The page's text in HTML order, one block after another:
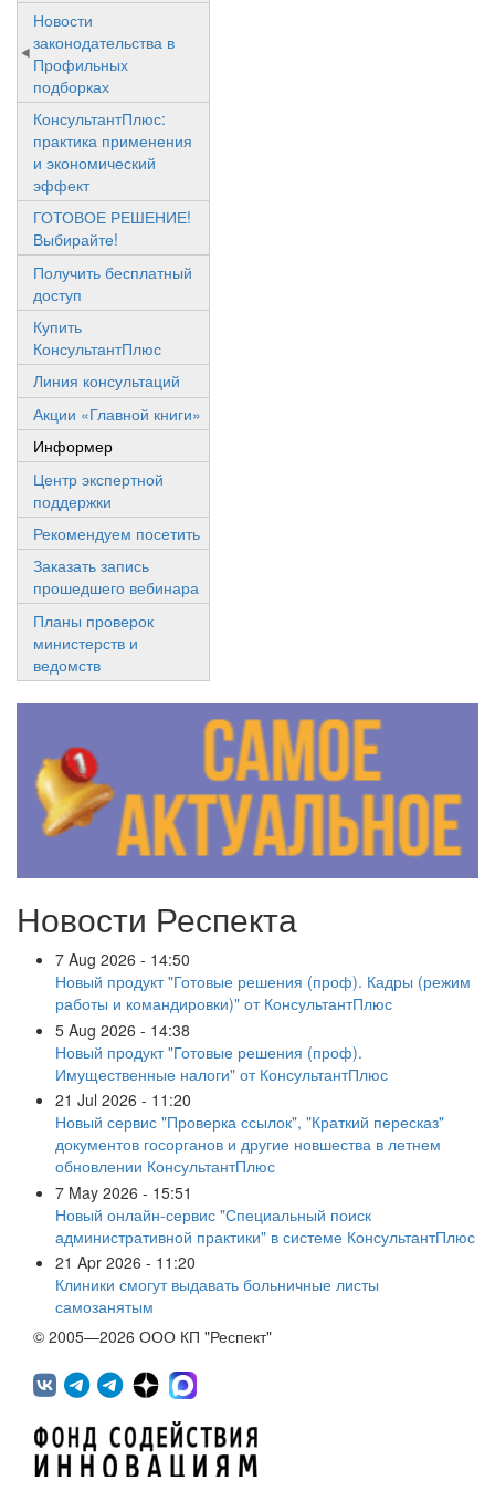
Новости
законодательства в
Профильных
подборках
КонсультантПлюс:
практика применения
и экономический
эффект
ГОТОВОЕ РЕШЕНИЕ!
Выбирайте!
Получить бесплатный
доступ
Купить
КонсультантПлюс
Линия консультаций
Акции «Главной книги»
Информер
Центр экспертной
поддержки
Рекомендуем посетить
Заказать запись
прошедшего вебинара
Планы проверок
министерств и
ведомств
Новости Респекта
7 Aug 2026 - 14:50
Новый продукт "Готовые решения (проф). Кадры (режим
работы и командировки)" от КонсультантПлюс
5 Aug 2026 - 14:38
Новый продукт "Готовые решения (проф).
Имущественные налоги" от КонсультантПлюс
21 Jul 2026 - 11:20
Новый сервис "Проверка ссылок", "Краткий пересказ"
документов госорганов и другие новшества в летнем
обновлении КонсультантПлюс
7 May 2026 - 15:51
Новый онлайн-сервис "Специальный поиск
административной практики" в системе КонсультантПлюс
21 Apr 2026 - 11:20
Клиники смогут выдавать больничные листы
самозанятым
© 2005—2026 ООО КП "Респект"